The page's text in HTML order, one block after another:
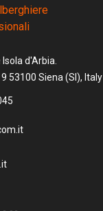
d'Arbia.
53100 Siena (SI), Italy